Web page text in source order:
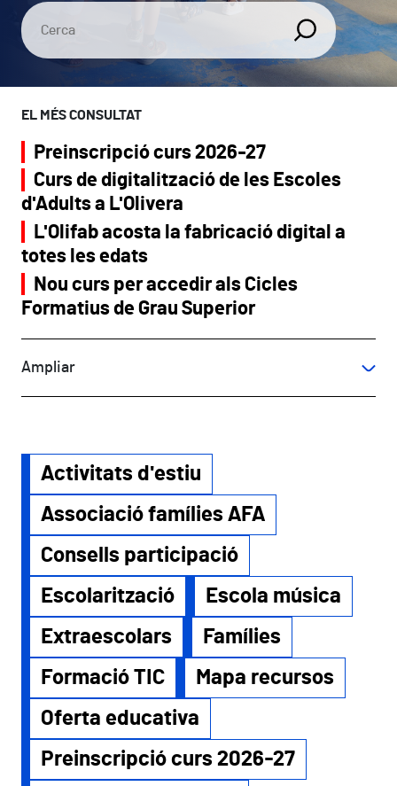
EL MÉS CONSULTAT
Preinscripció curs 2026-27
Curs de digitalització de les Escoles
d'Adults a L'Olivera
L'Olifab acosta la fabricació digital a
totes les edats
Nou curs per accedir als Cicles
Formatius de Grau Superior
Ampliar
Activitats d'estiu
Associació famílies AFA
Consells participació
Escolarització
Escola música
Extraescolars
Famílies
Formació TIC
Mapa recursos
Oferta educativa
Preinscripció curs 2026-27